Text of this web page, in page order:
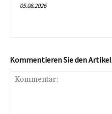
05.08.2026
Kommentieren Sie den Artikel